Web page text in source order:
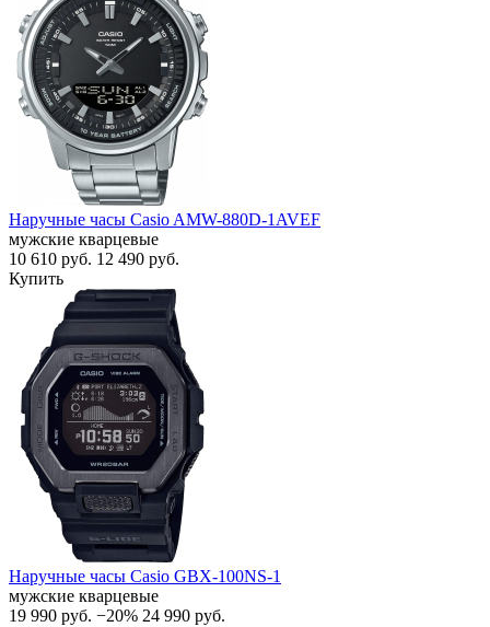
Наручные часы Casio AMW-880D-1AVEF
мужские кварцевые
10 610 руб. 12 490 руб.
Купить
Наручные часы Casio GBX-100NS-1
мужские кварцевые
19 990 руб. −20% 24 990 руб.